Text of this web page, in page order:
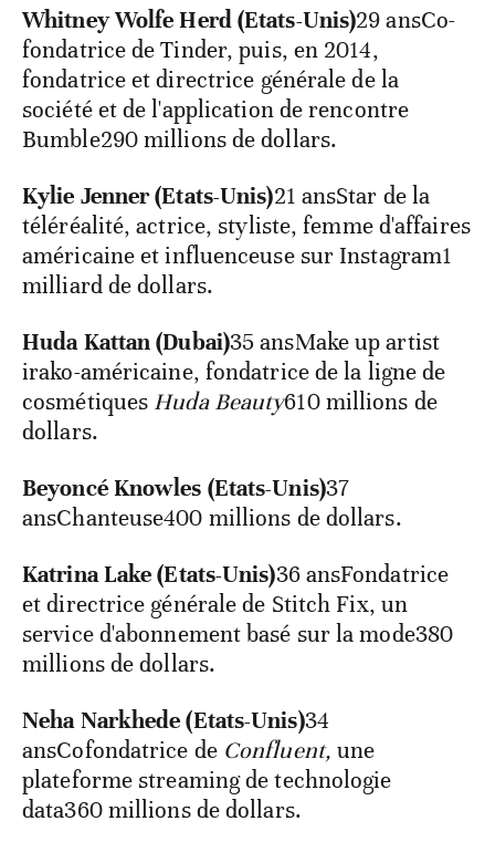
Whitney Wolfe Herd (Etats-Unis)29 ansCo-
fondatrice de Tinder, puis, en 2014,
fondatrice et directrice générale de la
société et de l'application de rencontre
Bumble290 millions de dollars.
Kylie Jenner (Etats-Unis)21 ansStar de la
téléréalité, actrice, styliste, femme d'affaires
américaine et influenceuse sur Instagram1
milliard de dollars.
Huda Kattan (Dubai)35 ansMake up artist
irako-américaine, fondatrice de la ligne de
cosmétiques Huda Beauty610 millions de
dollars.
Beyoncé Knowles (Etats-Unis)37
ansChanteuse400 millions de dollars.
Katrina Lake (Etats-Unis)36 ansFondatrice
et directrice générale de Stitch Fix, un
service d'abonnement basé sur la mode380
millions de dollars.
Neha Narkhede (Etats-Unis)34
ansCofondatrice de Confluent, une
plateforme streaming de technologie
data360 millions de dollars.